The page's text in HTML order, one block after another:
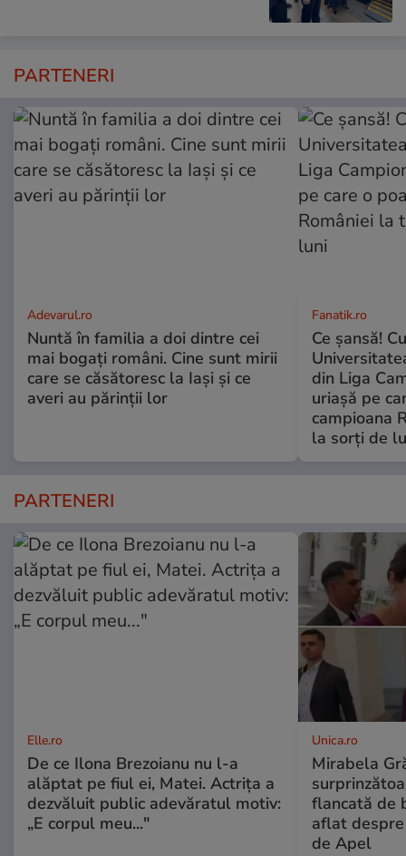
PARTENERI
Adevarul.ro
Nuntă în familia a doi dintre cei
mai bogați români. Cine sunt mirii
care se căsătoresc la Iași și ce
averi au părinții lor
Fanatik.ro
Ce şansă!
din Liga
uriașă pe
campioana
la sorți de
PARTENERI
Elle.ro
De ce Ilona Brezoianu nu l-a
alăptat pe fiul ei, Matei. Actrița a
dezvăluit public adevăratul motiv:
„E corpul meu..."
Unica.ro
Mirabela
flancată de
aflat
de Apel